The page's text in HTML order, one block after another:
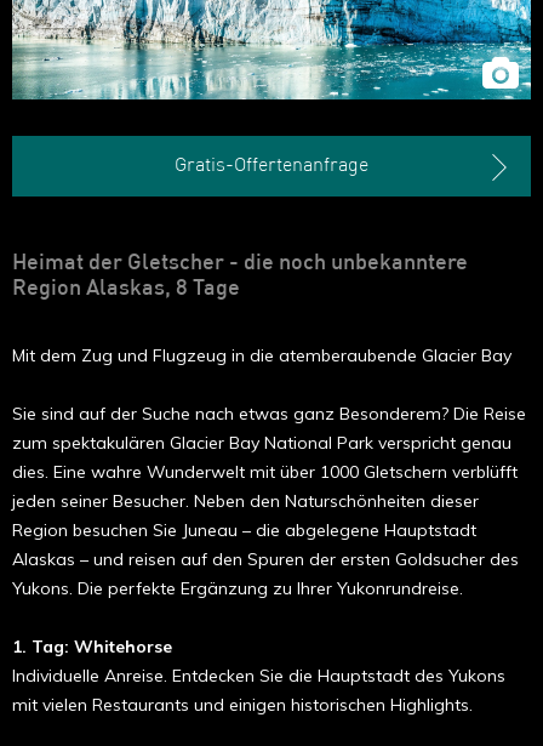
Gratis-Offertenanfrage
Heimat der Gletscher - die noch unbekanntere
Region Alaskas, 8 Tage
Mit dem Zug und Flugzeug in die atemberaubende Glacier Bay
Sie sind auf der Suche nach etwas ganz Besonderem? Die Reise
zum spektakulären Glacier Bay National Park verspricht genau
dies. Eine wahre Wunderwelt mit über 1000 Gletschern verblüfft
jeden seiner Besucher. Neben den Naturschönheiten dieser
Region besuchen Sie Juneau – die abgelegene Hauptstadt
Alaskas – und reisen auf den Spuren der ersten Goldsucher des
Yukons. Die perfekte Ergänzung zu Ihrer Yukonrundreise.
1. Tag: Whitehorse
Individuelle Anreise. Entdecken Sie die Hauptstadt des Yukons
mit vielen Restaurants und einigen historischen Highlights.